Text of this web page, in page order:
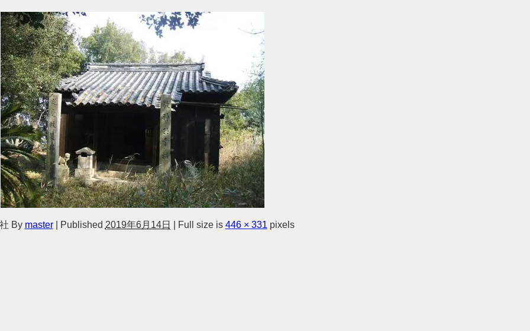
By master Published 2019年6月14日 Full size is 446 × 331 pixels